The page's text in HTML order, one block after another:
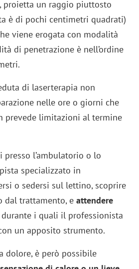
, proietta un raggio piuttosto
è di pochi centimetri quadrati)
viene erogata con modalità
di penetrazione è nell’ordine
di laserterapia non
nelle ore o giorni che
prevede limitazioni al termine
presso l’ambulatorio o lo
specializzato in
o sedersi sul lettino, scoprire
dal trattamento, eattendere
durante i quali il professionista
un apposito strumento.
dolore, è però possibile